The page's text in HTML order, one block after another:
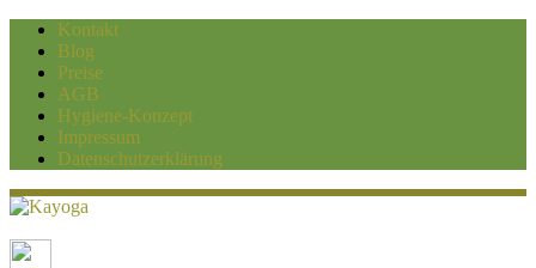
Kontakt
Blog
Preise
AGB
Hygiene-Konzept
Impressum
Datenschutzerklärung
Kayoga
Yoga und Personaltraining Duisburg